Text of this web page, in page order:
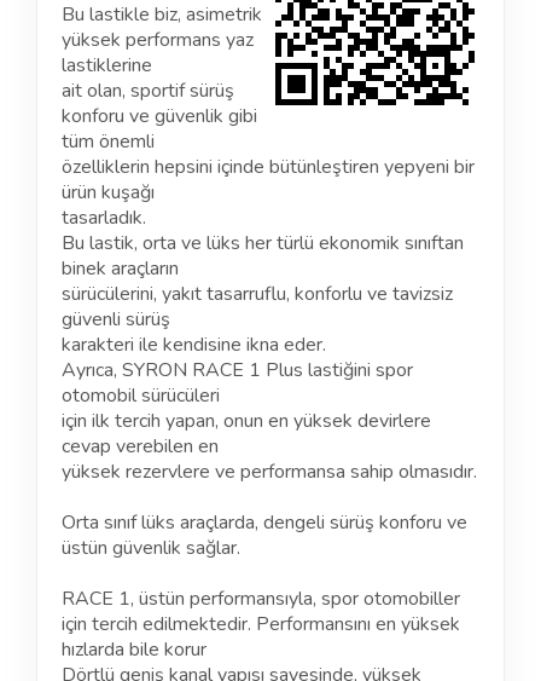
Bu lastikle biz, asimetrik
yüksek performans yaz
lastiklerine
ait olan, sportif sürüş
konforu ve güvenlik gibi
tüm önemli
özelliklerin hepsini içinde bütünleştiren yepyeni bir
ürün kuşağı
tasarladık.
Bu lastik, orta ve lüks her türlü ekonomik sınıftan
binek araçların
sürücülerini, yakıt tasarruflu, konforlu ve tavizsiz
güvenli sürüş
karakteri ile kendisine ikna eder.
Ayrıca, SYRON RACE 1 Plus lastiğini spor
otomobil sürücüleri
için ilk tercih yapan, onun en yüksek devirlere
cevap verebilen en
yüksek rezervlere ve performansa sahip olmasıdır.
Orta sınıf lüks araçlarda, dengeli sürüş konforu ve
üstün güvenlik sağlar.
RACE 1, üstün performansıyla, spor otomobiller
için tercih edilmektedir. Performansını en yüksek
hızlarda bile korur
Dörtlü geniş kanal yapısı sayesinde, yüksek